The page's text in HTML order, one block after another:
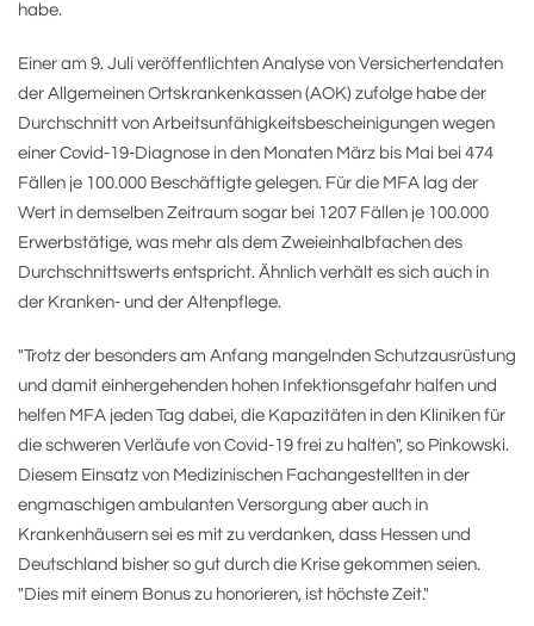
habe.
Einer am 9. Juli veröffentlichten Analyse von Versichertendaten
der Allgemeinen Ortskrankenkassen (AOK) zufolge habe der
Durchschnitt von Arbeitsunfähigkeitsbescheinigungen wegen
einer Covid-19-Diagnose in den Monaten März bis Mai bei 474
Fällen je 100.000 Beschäftigte gelegen. Für die MFA lag der
Wert in demselben Zeitraum sogar bei 1207 Fällen je 100.000
Erwerbstätige, was mehr als dem Zweieinhalbfachen des
Durchschnittswerts entspricht. Ähnlich verhält es sich auch in
der Kranken- und der Altenpflege.
"Trotz der besonders am Anfang mangelnden Schutzausrüstung
und damit einhergehenden hohen Infektionsgefahr halfen und
helfen MFA jeden Tag dabei, die Kapazitäten in den Kliniken für
die schweren Verläufe von Covid-19 frei zu halten", so Pinkowski.
Diesem Einsatz von Medizinischen Fachangestellten in der
engmaschigen ambulanten Versorgung aber auch in
Krankenhäusern sei es mit zu verdanken, dass Hessen und
Deutschland bisher so gut durch die Krise gekommen seien.
"Dies mit einem Bonus zu honorieren, ist höchste Zeit."